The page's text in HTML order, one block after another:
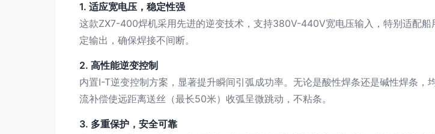
1. 适应宽电压，稳定性强
这款ZX7-400焊机采用先进的逆变技术，支持380V-440V宽电压输入，特别适配
定输出，确保焊接不间断。
2. 高性能逆变控制
内置I-T逆变控制方案，显著提升瞬间引弧成功率。无论是酸性焊条还是碱性焊条
流补偿使远距离送丝（最长50米）收弧呈微跳动，不粘条。
3. 多重保护，安全可靠